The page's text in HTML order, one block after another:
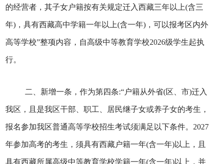
的经营者，其子女户籍按有关规定迁入西藏三年以上(含三
年)，具有西藏高中学籍一年以上(含一年)，可以报考区内外
高等学校”整项内容，自高级中等教育学校2026级学生起执
行。
二、新增一条，作为第四条:“户籍从外省(区、市)迁入
我区，且是我区干部、职工、居民继子女或养子女的考生，
报名参加我区普通高等学校招生考试须满足以下条件。2027
年参加高考的考生，须具有西藏户籍一年(含一年)以上，且
具有西藏所属高级中等教育学校学籍一年(含一年)以上，并